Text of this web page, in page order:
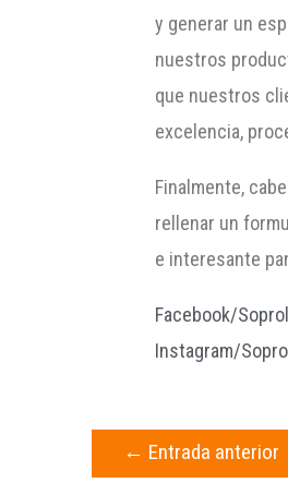
y generar un
nuestros
que nuestros
excelencia,
Finalmente,
rellenar un
e interesante
Facebook/
Instagram/
← Entrada anterior